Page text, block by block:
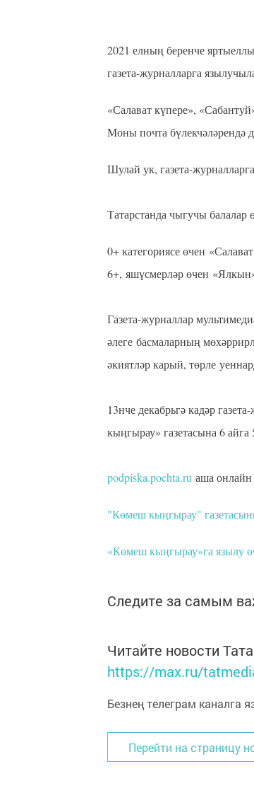
2021 елның беренче
газета-журналларга
«Салават күпере»,
Моны почта бүлекчәләрендә
Шулай ук, газета-журналларга
Татарстанда чыгучы балалар
0+ категориясе өчен
6+, яшүсмерләр өчен
Газета-журналлар
әлеге басмаларның
әкиятләр карый, төрле
13нче декабрьгә кадәр
кыңгырау» газетасына 6
podpiska.pochta.ru аша онлайн
"Көмеш кыңгырау"
«Көмеш кыңгырау»га язылу
Следите за самым
Читайте новости
https://max.ru/
Безнең телеграм каналга
Перейти на страницу